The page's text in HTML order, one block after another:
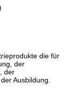
die für
der
der
Ausbildung.